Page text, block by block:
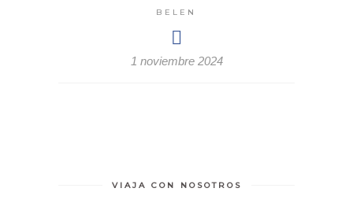
BELEN
1 noviembre 2024
VIAJA CON NOSOTROS